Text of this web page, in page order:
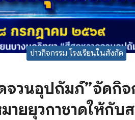
ข่าวกิจกรรม โรงเรียนในสังกัด
จวนอุปถัมภ์”จัดกิ
ายยุวกาชาดให้กับ